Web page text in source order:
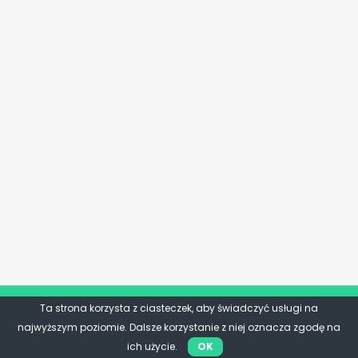
Ta strona korzysta z ciasteczek, aby świadczyć usługi na
najwyższym poziomie. Dalsze korzystanie z niej oznacza zgodę na
ich użycie.
OK